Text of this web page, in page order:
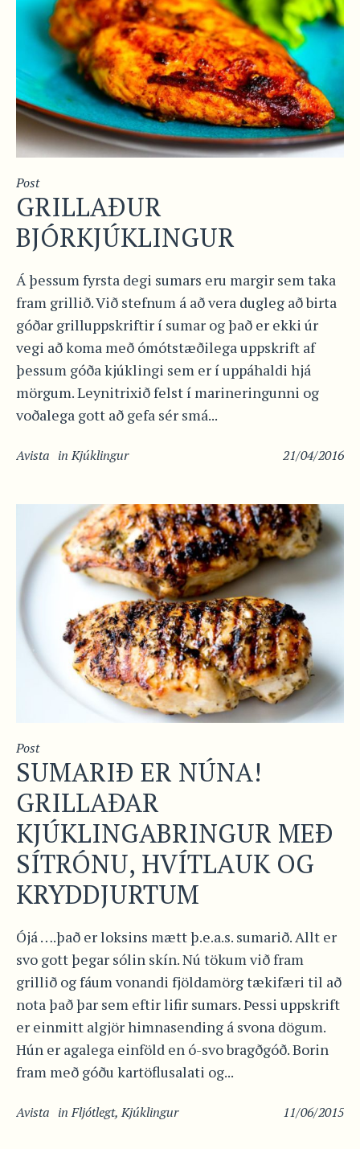
Post
GRILLAÐUR
BJÓRKJÚKLINGUR
Á þessum fyrsta degi sumars eru margir sem taka
fram grillið. Við stefnum á að vera dugleg að birta
góðar grilluppskriftir í sumar og það er ekki úr
vegi að koma með ómótstæðilega uppskrift af
þessum góða kjúklingi sem er í uppáhaldi hjá
mörgum. Leynitrixið felst í marineringunni og
voðalega gott að gefa sér smá...
21/04/2016
Avista inKjúklingur
Post
SUMARIÐ ER NÚNA!
GRILLAÐAR
KJÚKLINGABRINGUR MEÐ
SÍTRÓNU, HVÍTLAUK OG
KRYDDJURTUM
Ójá ….það er loksins mætt þ.e.a.s. sumarið. Allt er
svo gott þegar sólin skín. Nú tökum við fram
grillið og fáum vonandi fjöldamörg tækifæri til að
nota það þar sem eftir lifir sumars. Þessi uppskrift
er einmitt algjör himnasending á svona dögum.
Hún er agalega einföld en ó-svo bragðgóð. Borin
fram með góðu kartöflusalati og...
11/06/2015
Avista inFljótlegt,Kjúklingur